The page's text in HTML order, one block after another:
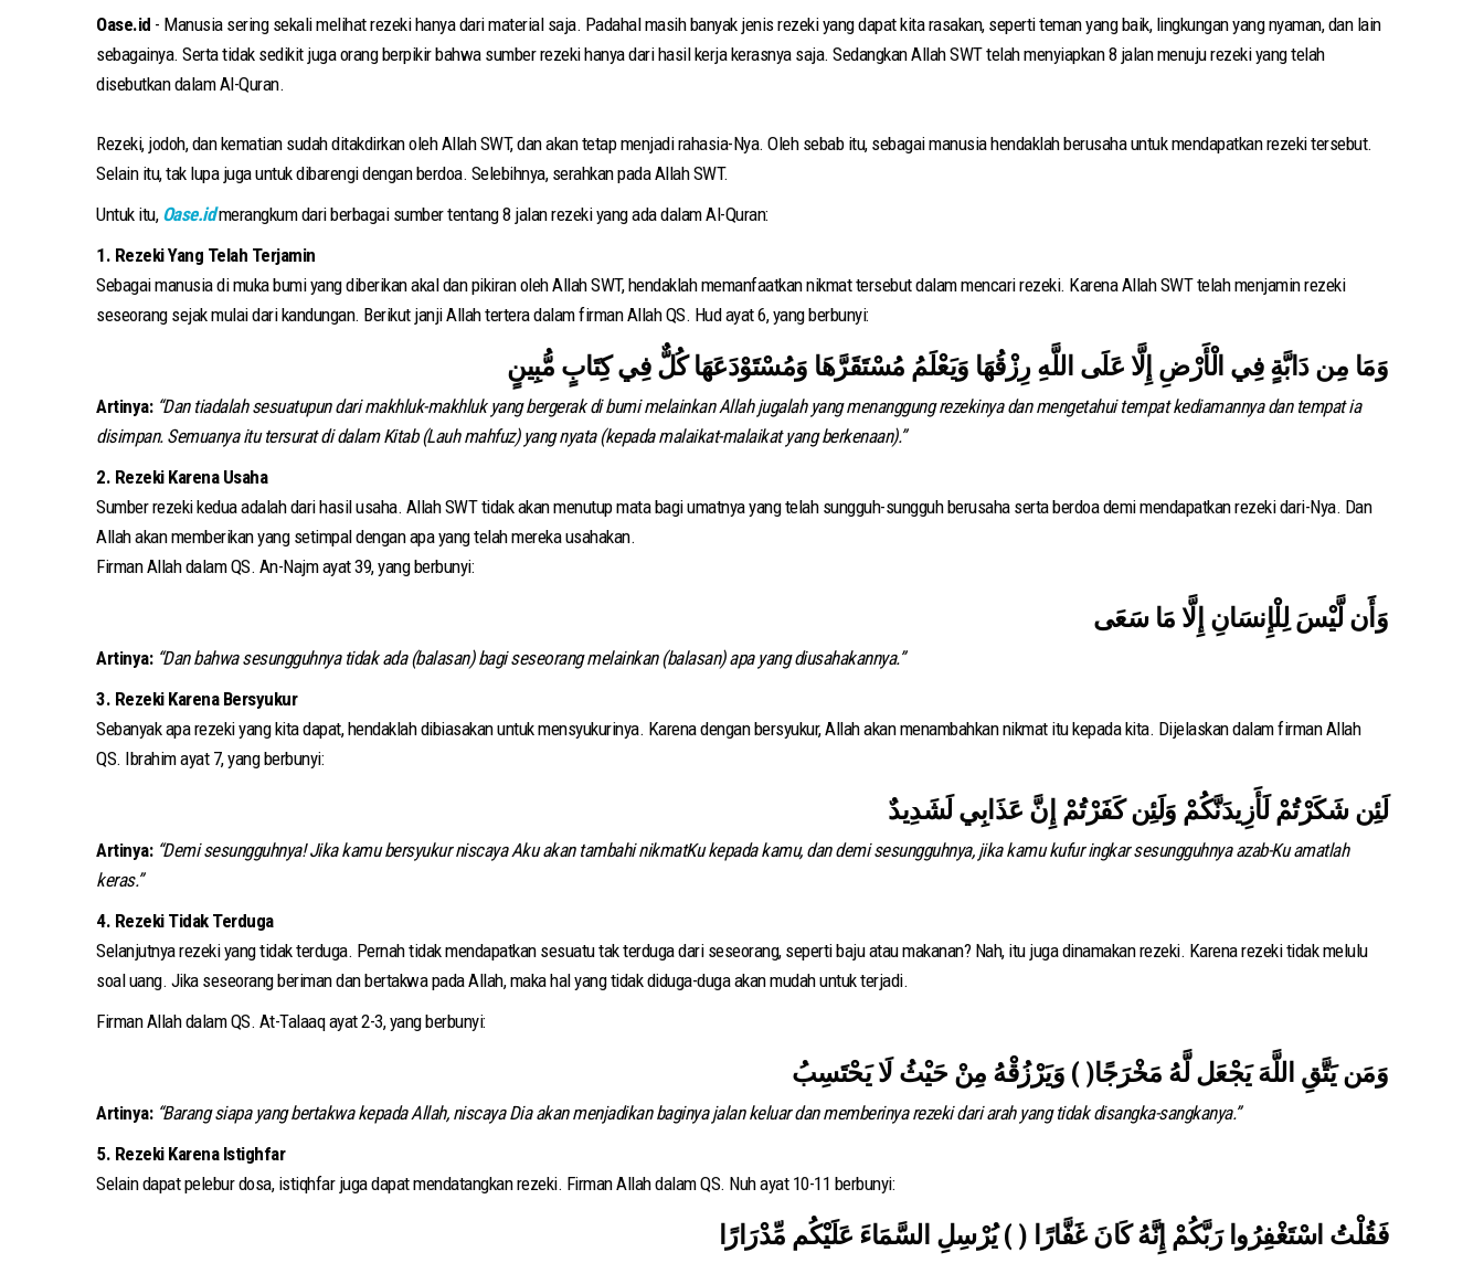
Oase.id - Manusia sering sekali melihat rezeki hanya dari material saja. Padahal masih banyak jenis rezeki yang dapat kita rasakan, seperti teman yang baik, lingkungan yang nyaman, dan lain
sebagainya. Serta tidak sedikit juga orang berpikir bahwa sumber rezeki hanya dari hasil kerja kerasnya saja. Sedangkan Allah SWT telah menyiapkan 8 jalan menuju rezeki yang telah
disebutkan dalam Al-Quran.
Rezeki, jodoh, dan kematian sudah ditakdirkan oleh Allah SWT, dan akan tetap menjadi rahasia-Nya. Oleh sebab itu, sebagai manusia hendaklah berusaha untuk mendapatkan rezeki tersebut.
Selain itu, tak lupa juga untuk dibarengi dengan berdoa. Selebihnya, serahkan pada Allah SWT.
Untuk itu, Oase.idmerangkum dari berbagai sumber tentang 8 jalan rezeki yang ada dalam Al-Quran:
1. Rezeki Yang Telah Terjamin
Sebagai manusia di muka bumi yang diberikan akal dan pikiran oleh Allah SWT, hendaklah memanfaatkan nikmat tersebut dalam mencari rezeki. Karena Allah SWT telah menjamin rezeki
seseorang sejak mulai dari kandungan. Berikut janji Allah tertera dalam firman Allah QS. Hud ayat 6, yang berbunyi:
وَمَا مِن دَابَّةٍ فِي الْأَرْضِ إِلَّا عَلَى اللَّهِ رِزْقُهَا وَيَعْلَمُ مُسْتَقَرَّهَا وَمُسْتَوْدَعَهَا كُلٌّ فِي كِتَابٍ مُّبِينٍ
Artinya: “Dan tiadalah sesuatupun dari makhluk-makhluk yang bergerak di bumi melainkan Allah jugalah yang menanggung rezekinya dan mengetahui tempat kediamannya dan tempat ia
disimpan. Semuanya itu tersurat di dalam Kitab (Lauh mahfuz) yang nyata (kepada malaikat-malaikat yang berkenaan).”
2. Rezeki Karena Usaha
Sumber rezeki kedua adalah dari hasil usaha. Allah SWT tidak akan menutup mata bagi umatnya yang telah sungguh-sungguh berusaha serta berdoa demi mendapatkan rezeki dari-Nya. Dan
Allah akan memberikan yang setimpal dengan apa yang telah mereka usahakan.
Firman Allah dalam QS. An-Najm ayat 39, yang berbunyi:
وَأَن لَّيْسَ لِلْإِنسَانِ إِلَّا مَا سَعَى
Artinya: “Dan bahwa sesungguhnya tidak ada (balasan) bagi seseorang melainkan (balasan) apa yang diusahakannya.”
3. Rezeki Karena Bersyukur
Sebanyak apa rezeki yang kita dapat, hendaklah dibiasakan untuk mensyukurinya. Karena dengan bersyukur, Allah akan menambahkan nikmat itu kepada kita. Dijelaskan dalam firman Allah
QS. Ibrahim ayat 7, yang berbunyi:
Artinya:“Demi sesungguhnya! Jika kamu bersyukur niscaya Aku akan tambahi nikmatKu kepada kamu, dan demi sesungguhnya, jika kamu kufur ingkar sesungguhnya azab-Ku amatlah
keras.”
4. Rezeki Tidak Terduga
Selanjutnya rezeki yang tidak terduga. Pernah tidak mendapatkan sesuatu tak terduga dari seseorang, seperti baju atau makanan? Nah, itu juga dinamakan rezeki. Karena rezeki tidak melulu
soal uang. Jika seseorang beriman dan bertakwa pada Allah, maka hal yang tidak diduga-duga akan mudah untuk terjadi.
Firman Allah dalam QS. At-Talaaq ayat 2-3, yang berbunyi:
وَمَن يَتَّقِ اللَّهَ يَجْعَل لَّهُ مَخْرَجًا( ) وَيَرْزُقْهُ مِنْ حَيْثُ لَا يَحْتَسِبُ
Artinya: “Barang siapa yang bertakwa kepada Allah, niscaya Dia akan menjadikan baginya jalan keluar dan memberinya rezeki dari arah yang tidak disangka-sangkanya.”
5. Rezeki Karena Istighfar
Selain dapat pelebur dosa, istiqhfar juga dapat mendatangkan rezeki. Firman Allah dalam QS. Nuh ayat 10-11 berbunyi:
فَقُلْتُ اسْتَغْفِرُوا رَبَّكُمْ إِنَّهُ كَانَ غَفَّارًا ( ) يُرْسِلِ السَّمَاءَ عَلَيْكُم مِّدْرَارًا